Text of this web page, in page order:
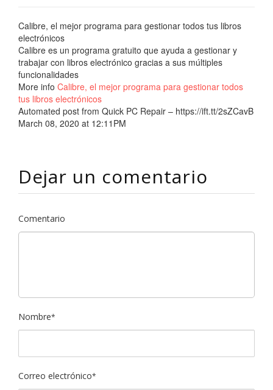
Calibre, el mejor programa para gestionar todos tus libros
electrónicos
Calibre es un programa gratuito que ayuda a gestionar y
trabajar con libros electrónico gracias a sus múltiples
funcionalidades
More info Calibre, el mejor programa para gestionar todos
tus libros electrónicos
Automated post from Quick PC Repair – https://ift.tt/2sZCavB
March 08, 2020 at 12:11PM
Dejar un comentario
Comentario
Nombre*
Correo electrónico*